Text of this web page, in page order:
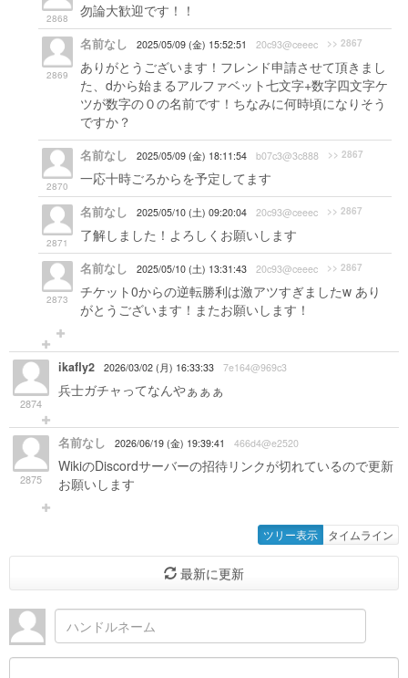
2868 勿論大歓迎です！！
2869
名前なし 2025/05/09 (金) 15:52:51 20c93@ceeec >> 2867
ありがとうございます！フレンド申請させて頂きまし
た、dから始まるアルファベット七文字+数字四文字ケ
ツが数字の０の名前です！ちなみに何時頃になりそう
ですか？
2870
名前なし 2025/05/09 (金) 18:11:54 b07c3@3c888 >> 2867
一応十時ごろからを予定してます
2871
名前なし 2025/05/10 (土) 09:20:04 20c93@ceeec >> 2867
了解しました！よろしくお願いします
2873
名前なし 2025/05/10 (土) 13:31:43 20c93@ceeec >> 2867
チケット0からの逆転勝利は激アツすぎましたw あり
がとうございます！またお願いします！
2874
ikafly2 2026/03/02 (月) 16:33:33 7e164@969c3
兵士ガチャってなんやぁぁぁ
2875
名前なし 2026/06/19 (金) 19:39:41 466d4@e2520
WikiのDiscordサーバーの招待リンクが切れているので更新
お願いします
ツリー表示 タイムライン
最新に更新